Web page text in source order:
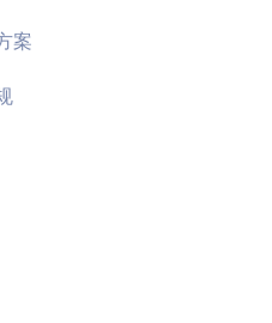
案